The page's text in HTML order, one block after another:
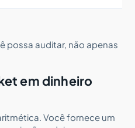
possa auditar, não apenas
em dinheiro
Você fornece um